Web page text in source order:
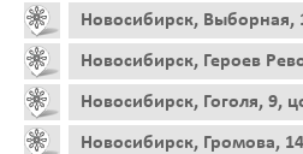
Новосибирск, Выборная,
Новосибирск, Героев
Новосибирск, Гоголя, 9,
Новосибирск, Громова,